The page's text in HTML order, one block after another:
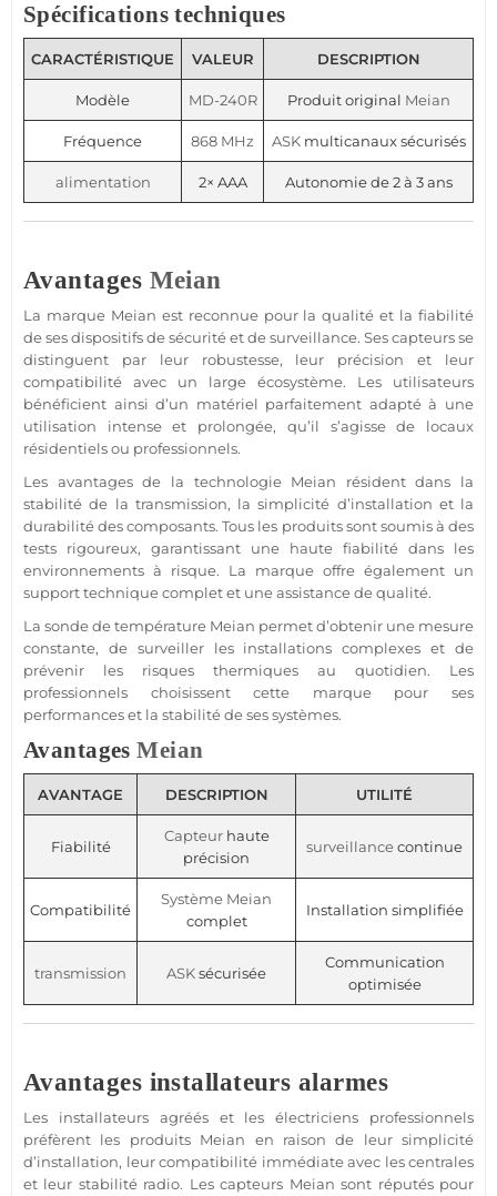
Spécifications techniques
CARACTÉRISTIQUE VALEUR DESCRIPTION
Modèle MD-240R Produit original Meian
Fréquence 868 MHz ASKmulticanaux sécurisés
alimentation 2× AAA Autonomie de 2 à 3 ans
Avantages Meian
La marque Meian est reconnue pour la qualité et la fiabilité
de ses dispositifs desécuritéet desurveillance. Ses capteurs se
distinguent par leur robustesse, leur précision et leur
compatibilité avec un large écosystème. Les utilisateurs
bénéficient ainsi d’un matériel parfaitement adapté à une
utilisation intense et prolongée, qu’il s’agisse de locaux
résidentiels ou professionnels.
Les avantages de la technologie Meian résident dans la
stabilité de la transmission, la simplicité d’installation et la
durabilité des composants. Tous les produits sont soumis à des
tests rigoureux, garantissant une haute fiabilité dans les
environnements à risque. La marque offre également un
support technique complet et uneassistancede qualité.
La sonde detempérature Meian permet d’obtenir une mesure
constante, de surveiller les installations complexes et de
prévenir les risques thermiques au quotidien. Les
professionnels choisissent cette marque pour ses
performances et la stabilité de ses systèmes.
AvantagesMeian
AVANTAGE DESCRIPTION UTILITÉ
Fiabilité
Capteurhaute
précision
surveillancecontinue
Compatibilité
Système Meian
complet
Installation simplifiée
transmission ASKsécurisée
Communication
optimisée
Avantages installateurs alarmes
Les installateurs agréés et les électriciens professionnels
préfèrent les produits Meian en raison de leur simplicité
d’installation, leur compatibilité immédiate avec les centrales
et leur stabilité radio. Les capteurs Meian sont réputés pour